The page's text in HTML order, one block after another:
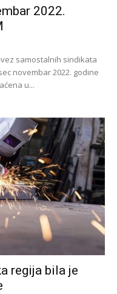
2022.
samostalnih sindikata
novembar 2022. godine
u...
regija bila je